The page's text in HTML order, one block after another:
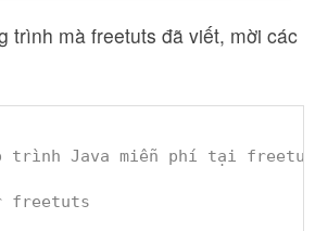
trình mà freetuts đã viết, mời các
trình Java miễn phí tại
freetuts